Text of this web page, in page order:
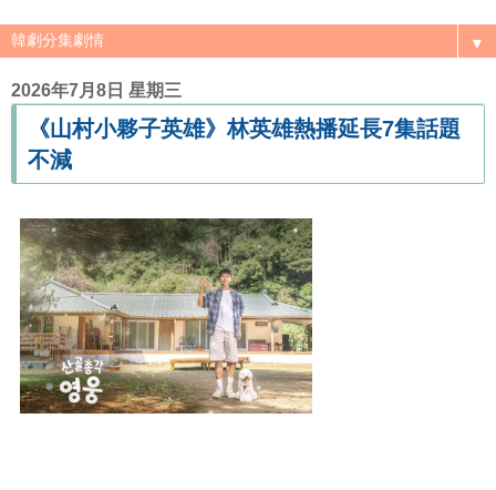
▼
2026年7月8日 星期三
《山村小夥子英雄》林英雄熱播延長7集話題
不減